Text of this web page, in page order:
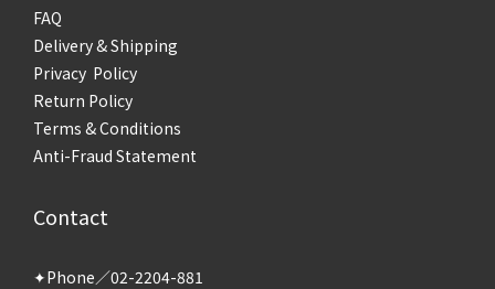
FAQ
Delivery & Shipping
Privacy Policy
Return Policy
Terms & Conditions
Anti-Fraud Statement
Contact
✦Phone／02-2204-881